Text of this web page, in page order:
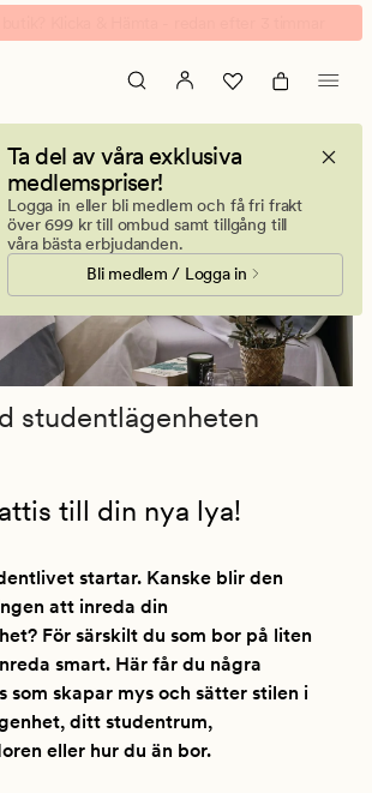
Ta del av våra exklusiva
medlemspriser!
Logga in eller bli medlem och få fri frakt
över 699 kr till ombud samt tillgång till
våra bästa erbjudanden.
Bli medlem / Logga in
& Organisering Inred studentlägenheten
studentlägenheten
till din nya lya!
startar. Kanske blir den
att inreda din
För särskilt du som bor på liten
smart. Här får du några
som skapar mys och sätter stilen i
ditt studentrum,
eller hur du än bor.